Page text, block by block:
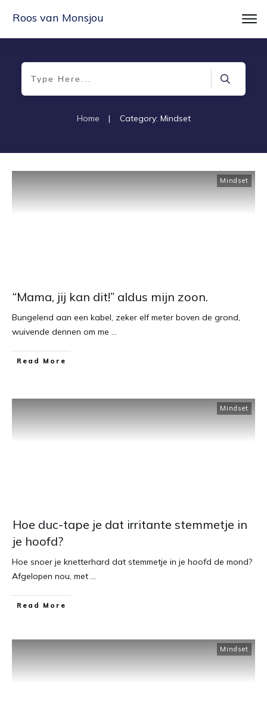
Roos van Monsjou
Home | Category: Mindset
Mindset
“Mama, jij kan dit!” aldus mijn zoon.
Bungelend aan een kabel, zeker elf meter boven de grond,
wuivende dennen om me ...
​Read More
Mindset
Hoe duc-tape je dat irritante stemmetje in
je hoofd?
Hoe snoer je knetterhard dat stemmetje in je hoofd de mond?
Afgelopen nou, met ...
​Read More
Mindset